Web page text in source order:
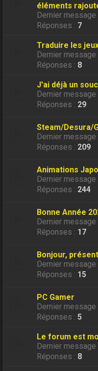
éléments
Dernier
Réponses : 7
Traduire les
Dernier
Réponses : 8
J'ai déjà un
Dernier
Réponses : 29
Steam/Desura/
Dernier message
Réponses : 209
Animations
Dernier message
Réponses : 244
Bonne Année
Dernier message
Réponses : 17
Bonjour,
Dernier message
Réponses : 15
PC Gamer
Dernier message
Réponses :5
Le forum est
Dernier
Réponses : 8